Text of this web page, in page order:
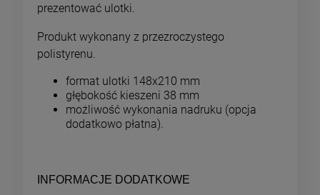
prezentować ulotki.
Produkt wykonany z przezroczystego
polistyrenu.
format ulotki 148x210 mm
głębokość kieszeni 38 mm
możliwość wykonania nadruku (opcja
dodatkowo płatna).
INFORMACJE DODATKOWE